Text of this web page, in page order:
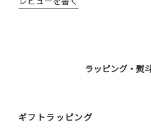
ラッピング・熨
ギフトラッピング